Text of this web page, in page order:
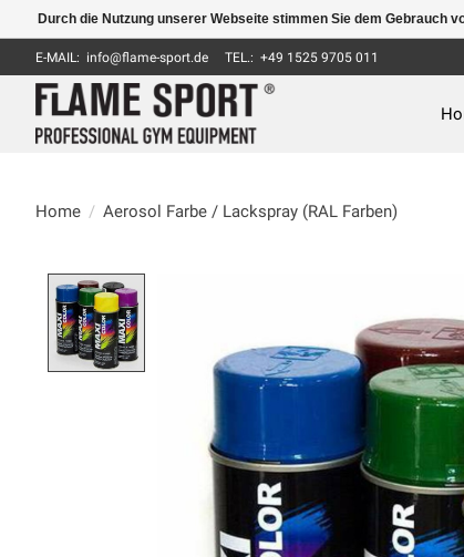
E-MAIL: info@flame-sport.de TEL.: +49 1525 9705 011
Home / Aerosol Farbe / Lackspray (RAL Farben)
Durch die Nutzung unserer Webseite stimmen Sie dem Gebrauch